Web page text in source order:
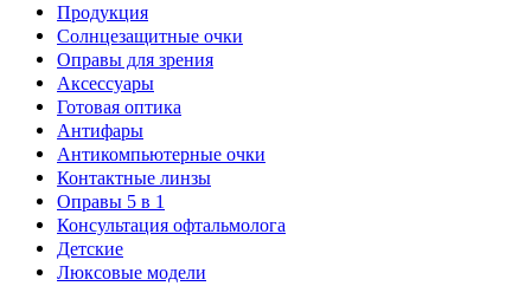
Продукция
Солнцезащитные очки
Оправы для зрения
Аксессуары
Готовая оптика
Антифары
Антикомпьютерные очки
Контактные линзы
Оправы 5 в 1
Консультация офтальмолога
Детские
Люксовые модели